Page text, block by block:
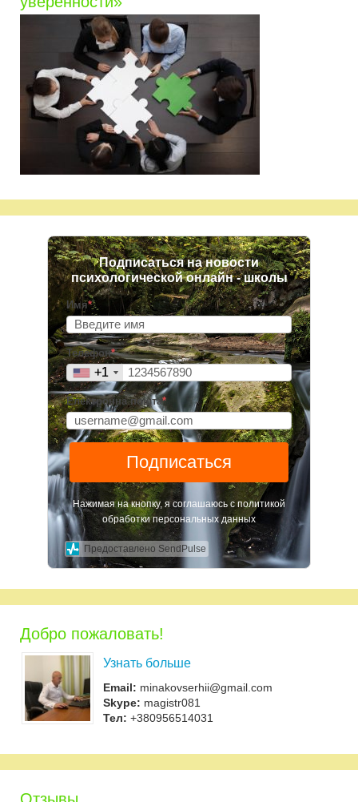
Подписаться на новости
психологической онлайн - школы
Имя*
Телефон*
+1
+1
Електронна пошта*
Подписаться
Нажимая на кнопку, я соглашаюсь с политикой
обработки персональных данных
Предоставлено SendPulse
Добро пожаловать!
Узнать больше
Email: minakovserhii@gmail.com
Skype: magistr081
Тел: +380956514031